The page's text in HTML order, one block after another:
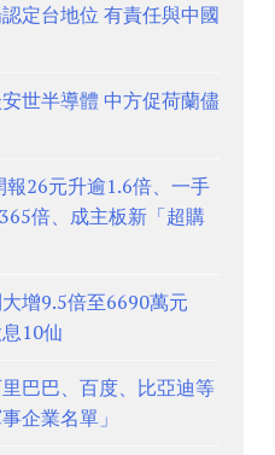
定台地位 有責任與中國
世半導體 中方促荷蘭儘
26元升逾1.6倍、一手
倍、成主板新「超購
增9.5倍至6690萬元
10仙
巴巴、百度、比亞迪等
企業名單」